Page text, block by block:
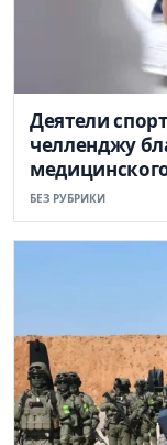
Деятели
челленджу
БЕЗ РУБРИКИ